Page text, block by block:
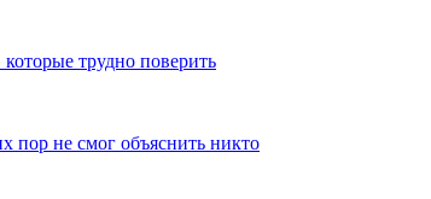
трудно поверить
пор не смог объяснить никто